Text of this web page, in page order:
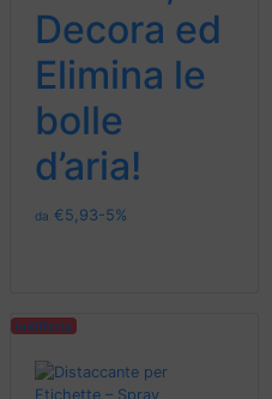
Decora ed
Elimina le
bolle
d’aria!
da €5,93-5%
In Offerta